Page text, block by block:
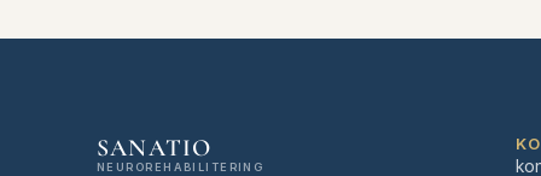
SANATIO
NEUROREHABILITERING